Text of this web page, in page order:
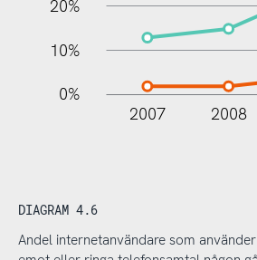
20%
10%
0%
2007 2008
DIAGRAM 4.6
Andel internetanvändare som